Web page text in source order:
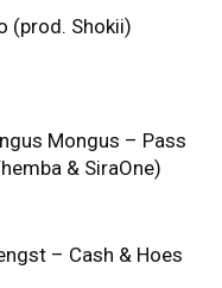
(prod. Shokii)
Mongus – Pass
& SiraOne)
– Cash & Hoes